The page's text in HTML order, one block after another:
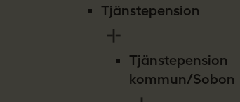
Tjänstepension
Tjänstepension
kommun/Sobona